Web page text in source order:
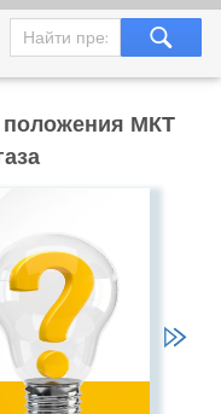
положения МКТ